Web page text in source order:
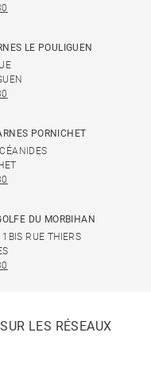
LE POULIGUEN
PORNICHET
DU MORBIHAN
RUE THIERS
LES RÉSEAUX